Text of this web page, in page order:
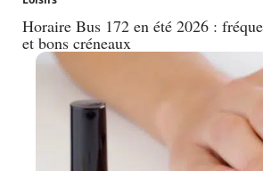
Horaire Bus 172 en été 2026 :
et bons créneaux